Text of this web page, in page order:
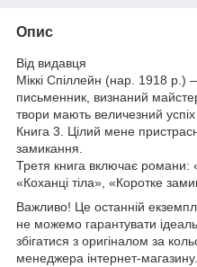
Опис
Від видавця
Міккі Спіллейн (нар. 1918 р.)
письменник, визнаний
твори мають величезний успіх
Книга 3. Цілий мене
замикання.
Третя книга включає романи:
«Коханці тіла», «Коротке
Важливо! Це останній
не можемо гарантувати
збігатися з оригіналом за
менеджера інтернет-